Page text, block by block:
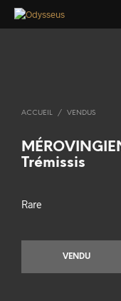
ACCUEIL / VENDUS
Trémissis
Rare
VENDU